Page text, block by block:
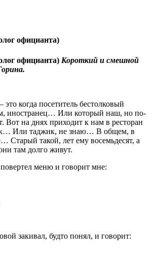
официанта)
официанта) Короткий и смешной
когда посетитель бестолковый
иностранец… Или который наш, но по-
Вот на днях приходит к нам в ресторан
Или таджик, не знаю… В общем, в
Старый такой, лет ему восемьдесят, а
там долго живут.
меню и говорит мне:
закивал, будто понял, и говорит: